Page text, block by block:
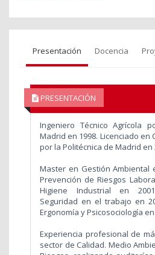
Presentación Docencia
PRESENTACIÓN
Ingeniero Técnico Agrícola
Madrid en 1998. Licenciado en
por la Politécnica de Madrid en
Master en Gestión Ambiental
Prevención de Riesgos
Higiene Industrial en
Seguridad en el trabajo en
Ergonomía y Psicosociología en
Experiencia profesional de
sector de Calidad. Medio